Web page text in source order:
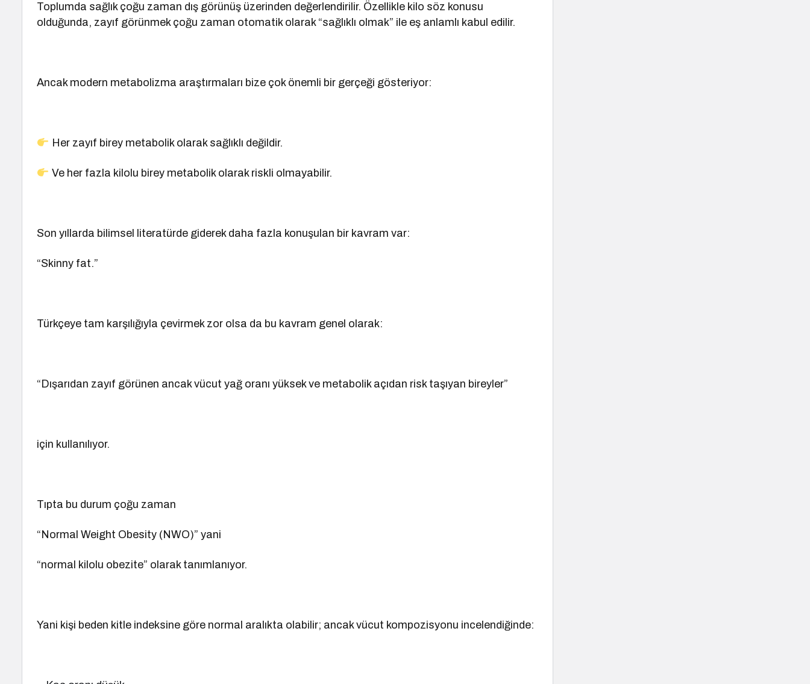
Toplumda sağlık çoğu zaman dış görünüş üzerinden değerlendirilir. Özellikle kilo söz konusu
olduğunda, zayıf görünmek çoğu zaman otomatik olarak “sağlıklı olmak” ile eş anlamlı kabul edilir.
Ancak modern metabolizma araştırmaları bize çok önemli bir gerçeği gösteriyor:
Her zayıf birey metabolik olarak sağlıklı değildir.
Ve her fazla kilolu birey metabolik olarak riskli olmayabilir.
Son yıllarda bilimsel literatürde giderek daha fazla konuşulan bir kavram var:
“Skinny fat.”
Türkçeye tam karşılığıyla çevirmek zor olsa da bu kavram genel olarak:
“Dışarıdan zayıf görünen ancak vücut yağ oranı yüksek ve metabolik açıdan risk taşıyan bireyler”
için kullanılıyor.
Tıpta bu durum çoğu zaman
“Normal Weight Obesity (NWO)” yani
“normal kilolu obezite” olarak tanımlanıyor.
Yani kişi beden kitle indeksine göre normal aralıkta olabilir; ancak vücut kompozisyonu incelendiğinde: